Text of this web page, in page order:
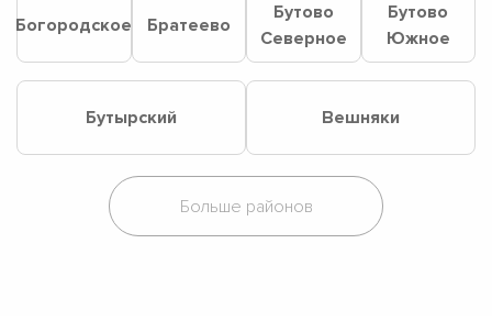
Богородское Братеево
Бутово
Северное
Бутово
Южное
Бутырский Вешняки